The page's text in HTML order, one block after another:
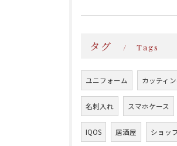
タグ Tags
ユニフォーム カッティ
名刺入れ スマホケース
IQOS 居酒屋 ショッ